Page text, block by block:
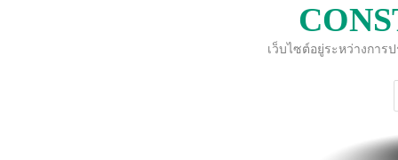
เว็บไซต์อยู่ระหว่างกา